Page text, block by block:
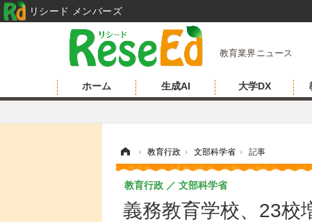
教育業界ニュース
ホーム 生成AI 大学DX
› 教育行政 › 文部科学省 › 記事
義務教育学校、23
教育行政 文部科学省
リシード メンバーズ